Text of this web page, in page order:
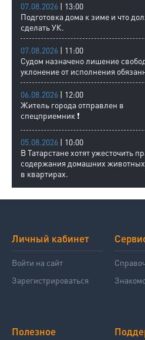
07.08.2026 | 13:00
Подготовка дома к зиме и что
сделать УК.
07.08.2026 | 11:00
Судом назначено лишение
уклонение от исполнения
06.08.2026 | 12:00
Житель города отправлен в
спецприемник ❗
05.08.2026 | 10:00
В Татарстане хотят ужесточить
содержания домашних животных
в квартирах.
Личный кабинет
Войти на сайт
Зарегистрироваться
Полезное